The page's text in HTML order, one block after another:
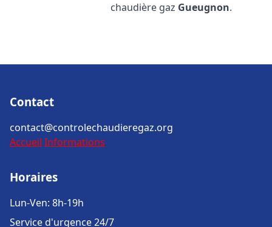
chaudière gaz Gueugnon.
Contact
contact@controlechaudieregaz.org
Accueil Informations
Horaires
Lun-Ven: 8h-19h
Service d'urgence 24/7